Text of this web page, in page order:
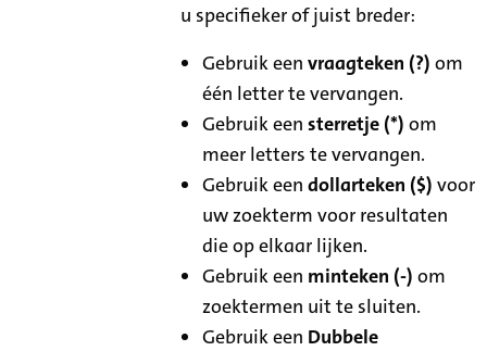
u specifieker of juist breder:
Gebruik eenvraagteken (?) om
één letter te vervangen.
Gebruik eensterretje (*) om
meer letters te vervangen.
Gebruik eendollarteken ($) voor
uw zoekterm voor resultaten
die op elkaar lijken.
Gebruik een minteken (-) om
zoektermen uit te sluiten.
Gebruik een Dubbele